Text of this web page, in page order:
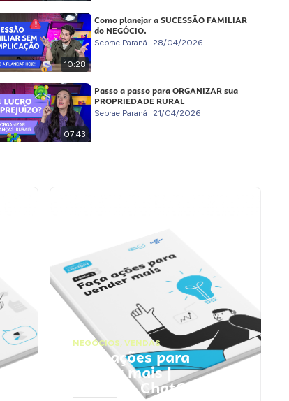
10:28
Como planejar a SUCESSÃO FAMILIAR
do NEGÓCIO.
Sebrae Paraná 28/04/2026
07:43
Passo a passo para ORGANIZAR sua
PROPRIEDADE RURAL
Sebrae Paraná 21/04/2026
NEGÓCIOS, VENDAS
Faça ações para
vender mais |
Prompts ChatGPT